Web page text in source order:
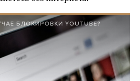
БЛОКИРОВКИ YOUTUBE?